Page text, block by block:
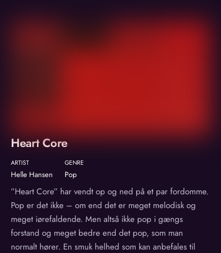
Heart Core
ARTIST
Helle Hansen
GENRE
Pop
”Heart Core” har vendt op og ned på et par fordomme.
Pop er det ikke – om end det er meget melodisk og
meget iørefaldende. Men altså ikke pop i gængs
forstand og meget bedre end det pop, som man
normalt hører. En smuk helhed som kan anbefales til